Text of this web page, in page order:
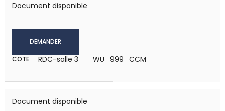
Document disponible
DEMANDER
COTE RDC-salle 3 WU 999 CCM
Document disponible